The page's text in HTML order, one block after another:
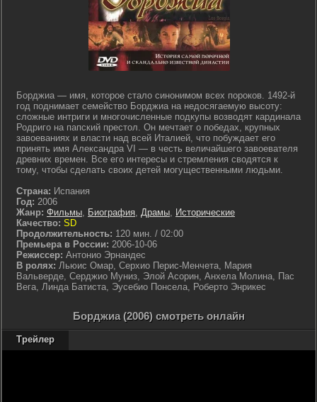
Борджиа — имя, которое стало синонимом всех пороков. 1492-й
год поднимает семейство Борджиа на недосягаемую высоту:
сложные интриги и многочисленные подкупы возводят кардинала
Родриго на папский престол. Он мечтает о победах, крупных
завоеваниях и власти над всей Италией, что побуждает его
принять имя Александра VI — в честь величайшего завоевателя
древних времен. Все его интересы и стремления сводятся к
тому, чтобы сделать своих детей могущественными людьми.
Страна: Испания
Год: 2006
Жанр: Фильмы, Биография, Драмы, Исторические
Качество: SD
Продолжительность: 120 мин. / 02:00
Премьера в России: 2006-10-06
Режиссер: Антонио Эрнандес
В ролях: Льюис Омар, Серхио Перис-Менчета, Мария
Вальверде, Серджио Муниз, Элой Асорин, Анхела Молина, Пас
Вега, Линда Батиста, Эусебио Понсела, Роберто Энрикес
Борджиа (2006) смотреть онлайн
Трейлер